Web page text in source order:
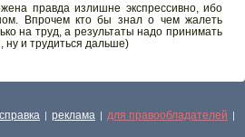
правда излишне экспрессивно, ибо
Впрочем кто бы знал о чем жалеть
на труд, а результаты надо принимать
ну и трудиться дальше)
справка | реклама | для правообладателей |